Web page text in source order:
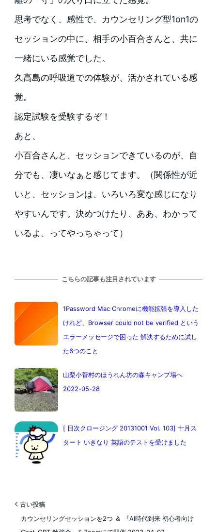
思考でなく、感性で、カウンセリング型1on1の
セッションの中に、相手の小百合さんと、共に
一緒にいる感覚でした。
久高島の呼吸道での体験が、活かされている感
覚。
認定試験を受験するぞ！
あと、
小百合さんと、セッションできているのが、自
分でも、凄いなぁと感じてます。（関係性が近
いと、セッションは、いろいろ変な感じになり
やすいんです。決めつけたり、ああ、わかって
いるよ、ってやっちゃって）
こちらの記事も注目されています
1Password Mac Chromeに機能拡張を導入した
けれど、Browser could not be verified という
エラーメッセージで困った 解決するために試し
た6つのこと
山梨小菅村のほうれん坊の森キャンプ場へ
2022-05-28
[ 日次クロージング 20131001 Vol. 103] 十月ス
タート いきなり 英語のテストを受けました
古い投稿
カウンセリングセッションを2つ ＆ 『AI時代到来 初心者向け